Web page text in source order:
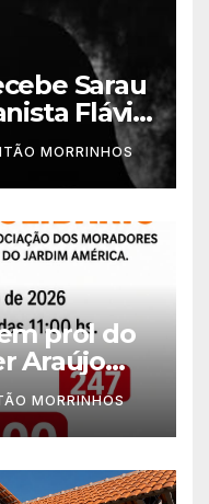
Sarau
Flávio
feira
MORRINHOS
prol do
Araújo
Jardim
MORRINHOS